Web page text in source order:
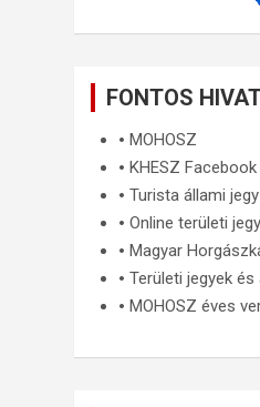
FONTOS
🞄MOHOSZ
🞄KHESZ
🞄Turista állami
🞄Online területi
🞄Magyar
🞄Területi jegyek és
🞄MOHOSZ éves